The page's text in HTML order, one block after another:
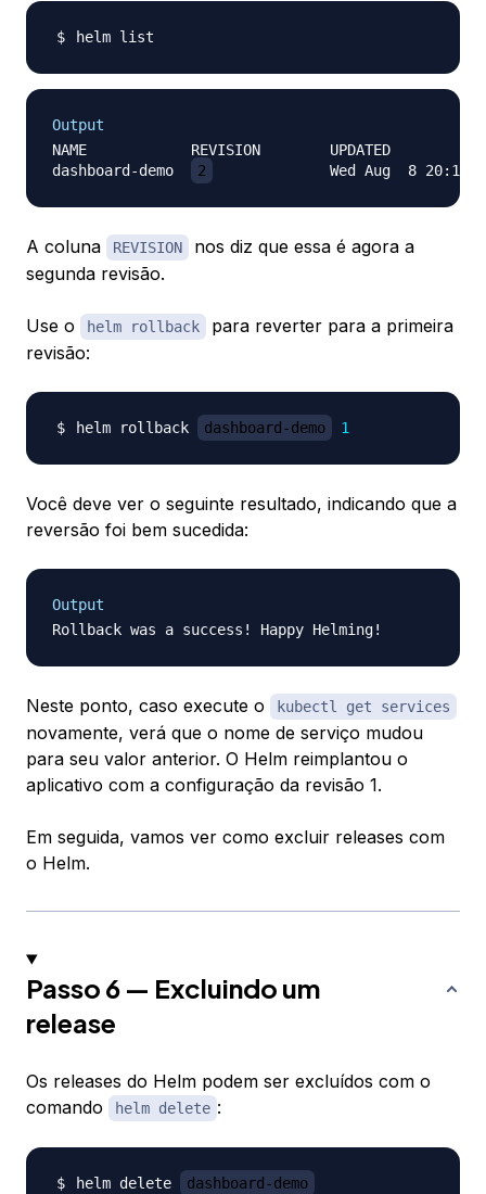
Output
NAME           	REVISION	UPDATED                 	STATUS  	CHART                     	NAMESPACE
2
A coluna REVISION
nos diz que essa é agora a
segunda revisão.
Use o helm rollback
para reverter para a primeira
revisão:
helm rollback dashboard-demo 1
Você deve ver o seguinte resultado, indicando que a
reversão foi bem sucedida:
Output
Neste ponto, caso execute o kubectl get services
novamente, verá que o nome de serviço mudou
para seu valor anterior. O Helm reimplantou o
aplicativo com a configuração da revisão 1.
Em seguida, vamos ver como excluir releases com
o Helm.
Passo 6 — Excluindo um
release
Os releases do Helm podem ser excluídos com o
comando
helm delete :
helm delete dashboard-demo